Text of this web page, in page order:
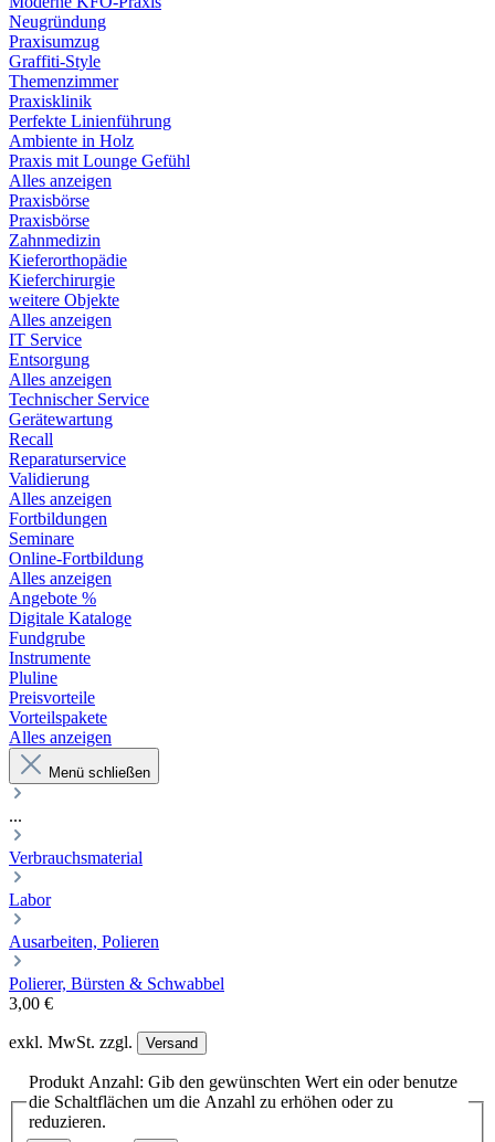
Neugründung
Praxisumzug
Graffiti-Style
Themenzimmer
Praxisklinik
Perfekte Linienführung
Ambiente in Holz
Praxis mit Lounge Gefühl
Alles anzeigen
Praxisbörse
Praxisbörse
Zahnmedizin
Kieferorthopädie
Kieferchirurgie
weitere Objekte
Alles anzeigen
IT Service
Entsorgung
Alles anzeigen
Technischer Service
Gerätewartung
Recall
Reparaturservice
Validierung
Alles anzeigen
Fortbildungen
Seminare
Online-Fortbildung
Alles anzeigen
Angebote %
Digitale Kataloge
Fundgrube
Instrumente
Pluline
Preisvorteile
Vorteilspakete
Alles anzeigen
Menü schließen
...
Verbrauchsmaterial
Labor
Ausarbeiten, Polieren
Polierer, Bürsten & Schwabbel
3,00 €
exkl. MwSt. zzgl. Versand
Produkt Anzahl: Gib den gewünschten Wert ein oder benutze
die Schaltflächen um die Anzahl zu erhöhen oder zu
reduzieren.